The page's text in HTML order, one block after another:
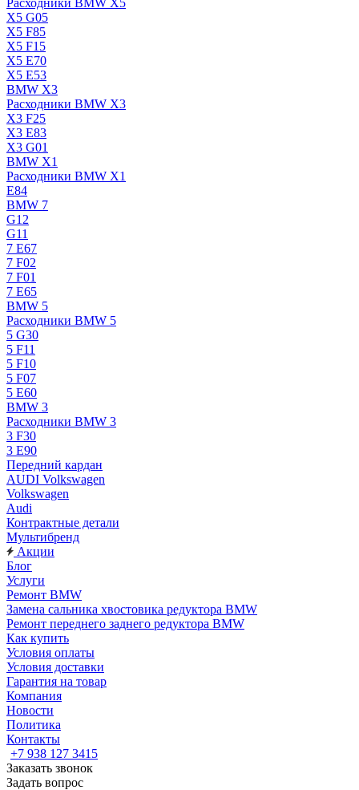
Расходники BMW X5
X5 G05
X5 F85
X5 F15
X5 E70
X5 E53
BMW X3
Расходники BMW X3
X3 F25
X3 E83
X3 G01
BMW X1
Расходники BMW X1
E84
BMW 7
G12
G11
7 Е67
7 F02
7 F01
7 E65
BMW 5
Расходники BMW 5
5 G30
5 F11
5 F10
5 F07
5 E60
BMW 3
Расходники BMW 3
3 F30
3 E90
Передний кардан
AUDI Volkswagen
Volkswagen
Audi
Контрактные детали
Мультибренд
Акции
Блог
Услуги
Ремонт BMW
Замена сальника хвостовика редуктора BMW
Ремонт переднего заднего редуктора BMW
Как купить
Условия оплаты
Условия доставки
Гарантия на товар
Компания
Новости
Политика
Контакты
+7 938 127 3415
Заказать звонок
Задать вопрос